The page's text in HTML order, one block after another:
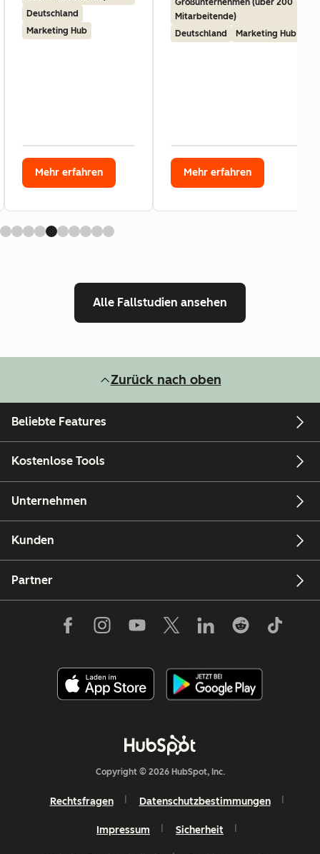
Deutschland
Marketing Hub
Mehr erfahren
Großunternehmen (über 200
Mitarbeitende)
Deutschland
Marketing Hub
Mehr erfahren
Alle Fallstudien ansehen
Zurück nach oben
Beliebte Features
Kostenlose Tools
Unternehmen
Kunden
Partner
Copyright © 2026 HubSpot, Inc.
Rechtsfragen Datenschutzbestimmungen
Impressum Sicherheit